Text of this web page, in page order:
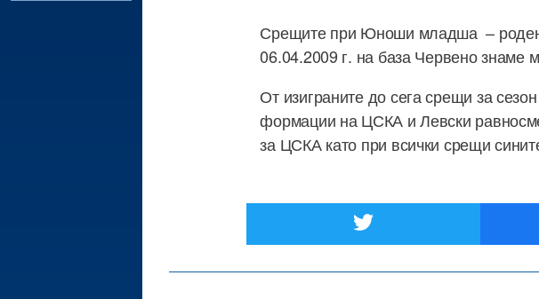
Срещите при Юноши младша –
06.04.2009 г. на база Червено
От изиграните до сега срещи за
формации на ЦСКА и Левски
за ЦСКА като при всички срещи